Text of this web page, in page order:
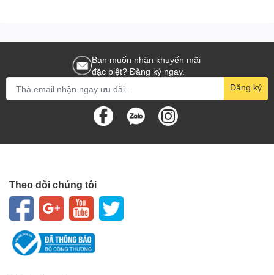
Bạn muốn nhận khuyến mãi
đặc biệt? Đăng ký ngay.
Đăng ký
Theo dõi chúng tôi